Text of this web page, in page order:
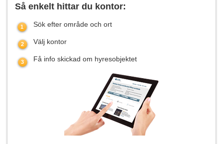
Så enkelt hittar du kontor:
Sök efter område och ort
Välj kontor
Få info skickad om hyresobjektet